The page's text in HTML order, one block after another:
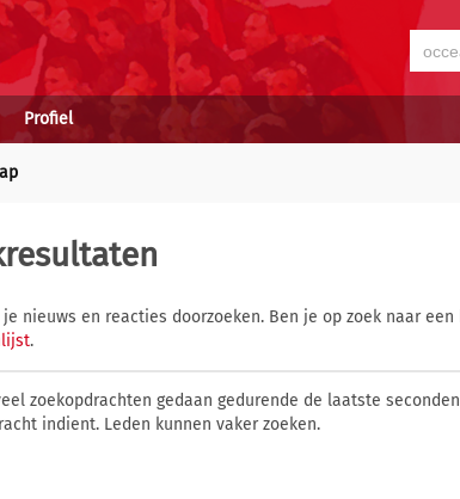
Profiel
nieuws en reacties doorzoeken. Ben je op zoek naar
.
zoekopdrachten gedaan gedurende de laatste
indient. Leden kunnen vaker zoeken.